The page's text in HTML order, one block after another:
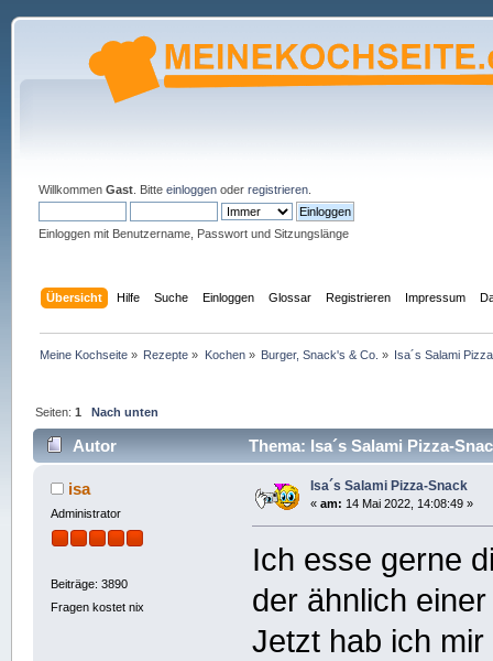
Willkommen Gast. Bitte einloggenoder registrieren.
Einloggen mit Benutzername, Passwort und Sitzungslänge
Übersicht Hilfe Suche Einloggen Glossar Registrieren Impressum
Meine Kochseite » Rezepte » Kochen» Burger, Snack's & Co. » Isa´s Salami
Seiten:1 Nach unten
Autor Thema: Isa´s Salami Pizza-
isa
Administrator
Beiträge: 3890
Fragen kostet nix
Isa´s Salami Pizza-Snack
« am: 14 Mai 2022, 14:08:49 »
Ich esse gerne
der ähnlich
Jetzt hab ich